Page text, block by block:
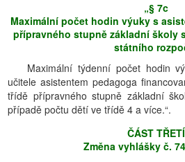
„§ 7c
Maximální počet hodin výuky s
přípravného stupně základní školy
státního
Maximální týdenní počet hodin
učitele asistentem pedagoga
třídě přípravného stupně základní
případě počtu dětí ve třídě 4 a více.“.
ČÁST TŘETÍ
Změna vyhlášky č.